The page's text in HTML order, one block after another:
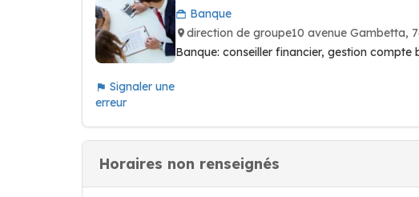
Signaler une
erreur
Banque
direction de groupe10 avenue Gambetta,
Banque: conseiller financier, gestion
Horaires non renseignés